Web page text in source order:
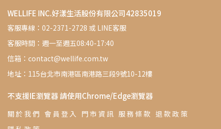
WELLIFE INC.好漾生活股份有限公司42835019
客服專線：02-2371-2728 或 LINE客服
客服時間：週一至週五08:40-17:40
信箱：contact@wellife.com.tw
地址：115台北市南港區南港路三段9號10-12樓
不支援IE瀏覽器 請使用Chrome/Edge瀏覽器
關 於 我 們 會 員 登 入 門 市 資 訊 服 務 條 款 退 款 政 策